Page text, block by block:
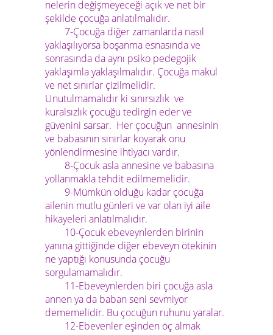
nelerin değişmeyeceği açık ve net bir
şekilde çocuğa anlatılmalıdır.
7-Çocuğa diğer zamanlarda nasıl
yaklaşılıyorsa boşanma esnasında ve
sonrasında da aynı psiko pedegojik
yaklaşımla yaklaşılmalıdır. Çocuğa makul
ve net sınırlar çizilmelidir.
Unutulmamalıdır ki sınırsızlık ve
kuralsızlık çocuğu tedirgin eder ve
güvenini sarsar. Her çocuğun annesinin
ve babasının sınırlar koyarak onu
yönlendirmesine ihtiyacı vardır.
8-Çocuk asla annesine ve babasına
yollanmakla tehdit edilmemelidir.
9-Mümkün olduğu kadar çocuğa
ailenin mutlu günleri ve var olan iyi aile
hikayeleri anlatılmalıdır.
10-Çocuk ebeveynlerden birinin
yanına gittiğinde diğer ebeveyn ötekinin
ne yaptığı konusunda çocuğu
sorgulamamalıdır.
11-Ebeveynlerden biri çocuğa asla
annen ya da baban seni sevmiyor
dememelidir. Bu çocuğun ruhunu yaralar.
12-Ebevenler eşinden öç almak